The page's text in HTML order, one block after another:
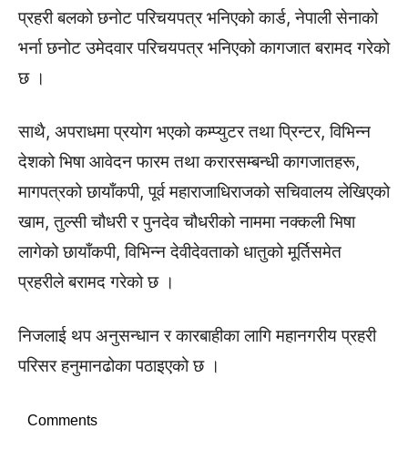
प्रहरी बलको छनोट परिचयपत्र भनिएको कार्ड, नेपाली सेनाको
भर्ना छनोट उमेदवार परिचयपत्र भनिएको कागजात बरामद गरेको
छ ।
साथै, अपराधमा प्रयोग भएको कम्प्युटर तथा प्रिन्टर, विभिन्न
देशको भिषा आवेदन फारम तथा करारसम्बन्धी कागजातहरू,
मागपत्रको छायाँकपी, पूर्व महाराजाधिराजको सचिवालय लेखिएको
खाम, तुल्सी चौधरी र पुनदेव चौधरीको नाममा नक्कली भिषा
लागेको छायाँकपी, विभिन्न देवीदेवताको धातुको मूर्तिसमेत
प्रहरीले बरामद गरेको छ ।
निजलाई थप अनुसन्धान र कारबाहीका लागि महानगरीय प्रहरी
परिसर हनुमानढोका पठाइएको छ ।
Comments